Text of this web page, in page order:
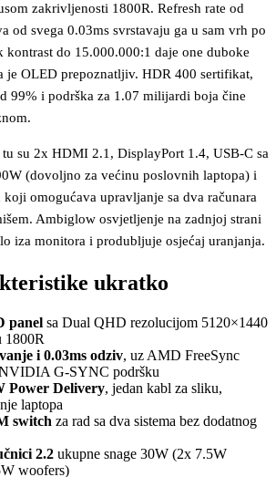
zakrivljenosti 1800R. Refresh rate od
od svega 0.03ms svrstavaju ga u sam vrh po
do 15.000.000:1 daje one duboke
je OLED prepoznatljiv. HDR 400 sertifikat,
99% i podrška za 1.07 milijardi boja čine
tu su 2x HDMI 2.1, DisplayPort 1.4, USB-C sa
(dovoljno za većinu poslovnih laptopa) i
omogućava upravljanje sa dva računara
Ambiglow osvjetljenje na zadnjoj strani
iza monitora i produbljuje osjećaj uranjanja.
ukratko
panel sa Dual QHD rezolucijom 5120×1440
1800R
i 0.03ms odziv, uz AMD FreeSync
G-SYNC podršku
Power Delivery, jedan kabl za sliku,
laptopa
switch za rad sa dva sistema bez dodatnog
2.2 ukupne snage 30W (2x 7.5W
woofers)